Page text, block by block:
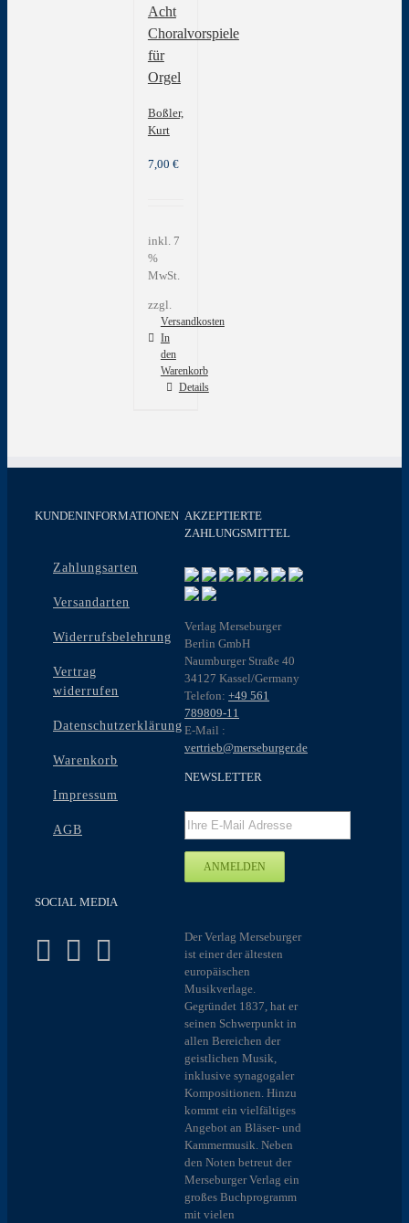
gewählt
Acht
Choralvorspiele
für
Orgel
Boßler,
Kurt
7,00 €
inkl. 7
%
MwSt.
zzgl.
Versandkosten
In
den
Warenkorb
Details
KUNDENINFORMATIONEN
Zahlungsarten
Versandarten
Widerrufsbelehrung
Vertrag
widerrufen
Datenschutzerklärung
Warenkorb
Impressum
AGB
SOCIAL MEDIA
AKZEPTIERTE
ZAHLUNGSMITTEL
Verlag Merseburger
Berlin GmbH
Naumburger Straße 40
34127 Kassel/Germany
Telefon: +49 561
789809-11
E-Mail :
vertrieb@merseburger.de
NEWSLETTER
Der Verlag Merseburger
ist einer der ältesten
europäischen
Musikverlage.
Gegründet 1837, hat er
seinen Schwerpunkt in
allen Bereichen der
geistlichen Musik,
inklusive synagogaler
Kompositionen. Hinzu
kommt ein vielfältiges
Angebot an Bläser- und
Kammermusik. Neben
den Noten betreut der
Merseburger Verlag ein
großes Buchprogramm
mit vielen